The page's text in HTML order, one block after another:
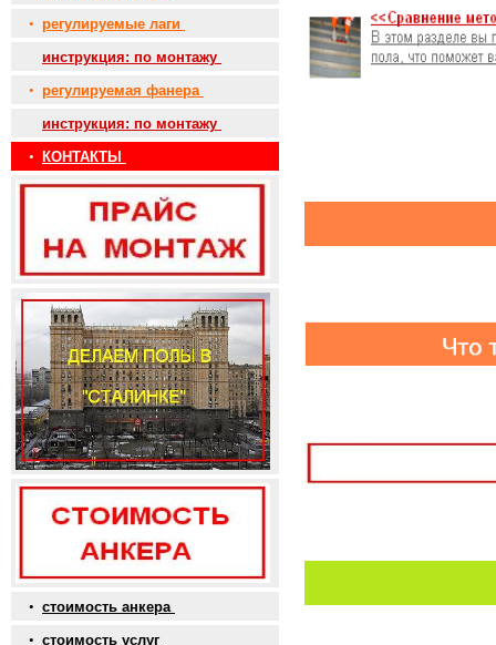
• регулируемые лаги
инструкция: по монтажу
• регулируемая фанера
инструкция: по монтажу
•
КОНТАКТЫ
• стоимость анкера
• стоимость услуг